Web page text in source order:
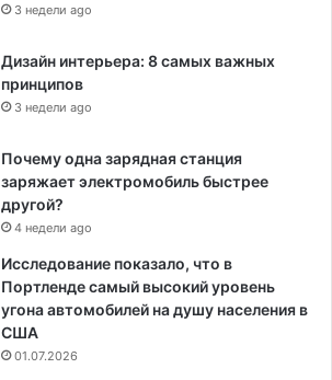
3 недели ago
Дизайн интерьера: 8 самых важных
принципов
3 недели ago
Почему одна зарядная станция
заряжает электромобиль быстрее
другой?
4 недели ago
Исследование показало, что в
Портленде самый высокий уровень
угона автомобилей на душу населения в
США
01.07.2026